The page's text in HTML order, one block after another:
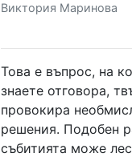
Виктория Маринова
Това е въпрос, на
знаете отговора,
провокира
решения. Подобен
събитията може